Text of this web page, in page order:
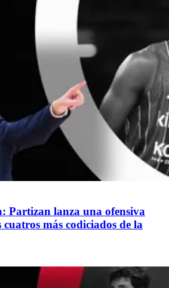
Partizan lanza una ofensiva
más codiciados de la